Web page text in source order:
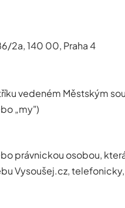
2a, 140 00, Praha 4
vedeném Městským
„my")
právnickou osobou,
Vysoušej.cz,